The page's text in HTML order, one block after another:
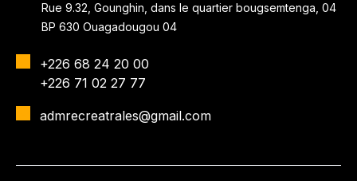
Rue 9.32, Gounghin, dans le quartier bougsemtenga, 04
BP 630 Ouagadougou 04
+226 68 24 20 00
+226 71 02 27 77
admrecreatrales@gmail.com